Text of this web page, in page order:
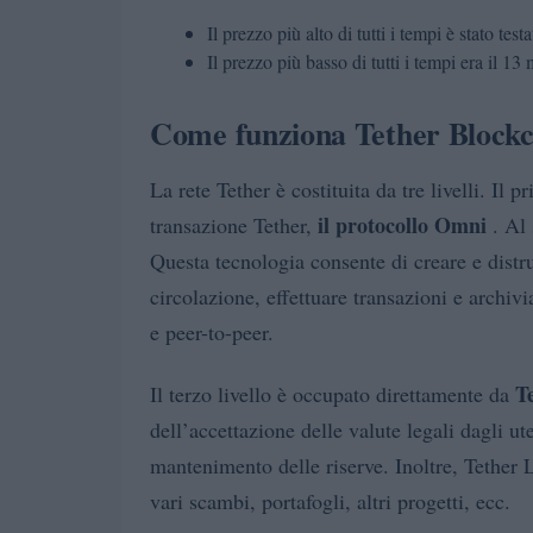
Il prezzo più alto di tutti i tempi è stato
Il prezzo più basso di tutti i tempi era il 13
Come funziona Tether
La rete Tether è costituita da tre livelli. Il
transazione Tether, il protocollo Omni . Al
Questa tecnologia consente di creare e
circolazione, effettuare transazioni e
e peer-to-peer.
Il terzo livello è occupato direttamente da
dell’accettazione delle valute legali dagli
mantenimento delle riserve. Inoltre,
vari scambi, portafogli, altri progetti, ecc.